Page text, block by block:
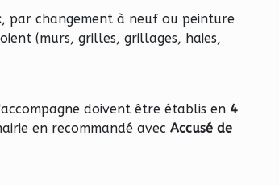
par changement à neuf ou peinture
(murs, grilles, grillages, haies,
doivent être établis en 4
en recommandé avec Accusé de